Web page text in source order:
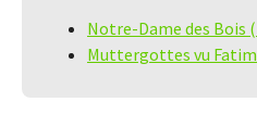
Notre-Dame des Bois
Muttergottes vu